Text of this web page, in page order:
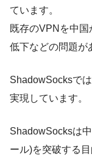
ています。
既存のVPNを中
低下などの問題が
ShadowSocksで
実現 しています。
ShadowSocksは
ール)を突破する